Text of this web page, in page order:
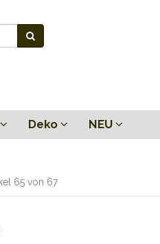
Deko NEU
65 von 67